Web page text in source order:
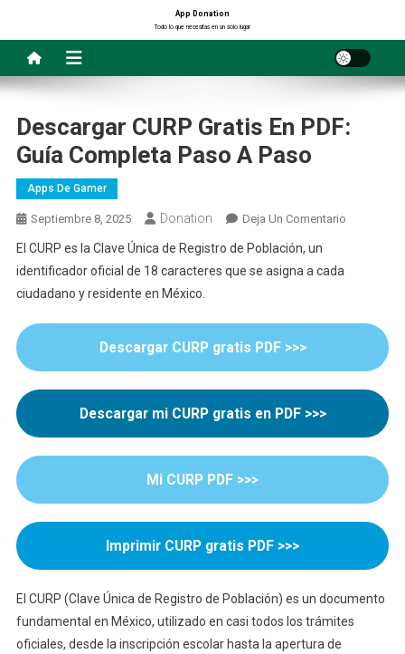
contenido
App Donation
Todo lo que necesitas en un solo lugar
Descargar CURP Gratis En PDF:
Guía Completa Paso A Paso
Apps De Gamer
Septiembre 8, 2025 Donation Deja Un ComentarioEn
PDF:
Completa
El CURP es la Clave Única de Registro de Población, un
identificador oficial de 18 caracteres que se asigna a cada
ciudadano y residente en México.
Descargar CURP gratis PDF >>>
Descargar mi CURP gratis en PDF >>>
Mi CURP PDF >>>
Imprimir CURP gratis PDF >>>
El CURP (Clave Única de Registro de Población) es un documento
fundamental en México, utilizado en casi todos los trámites
oficiales, desde la inscripción escolar hasta la apertura de